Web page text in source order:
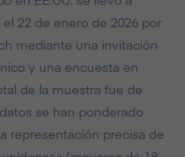
22 de enero de 2026 por
mediante una invitación
y una encuesta en
de la muestra fue de
se han ponderado
representación precisa de